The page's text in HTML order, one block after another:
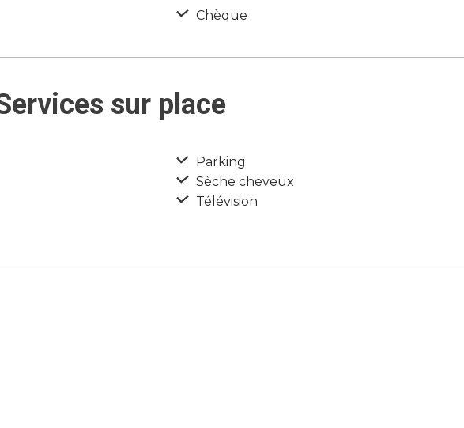
Chèque
sur place
Parking
Sèche cheveux
Télévision